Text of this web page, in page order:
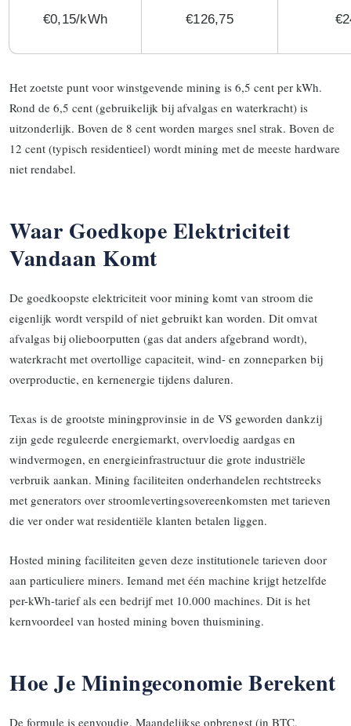
€0,15/kWh €126,75
Het zoetste punt voor winstgevende mining is 6,5 cent per kWh.
Rond de 6,5 cent (gebruikelijk bij afvalgas en waterkracht) is
uitzonderlijk. Boven de 8 cent worden marges snel strak. Boven de
12 cent (typisch residentieel) wordt mining met de meeste hardware
niet rendabel.
Waar Goedkope Elektriciteit
Vandaan Komt
De goedkoopste elektriciteit voor mining komt van stroom die
eigenlijk wordt verspild of niet gebruikt kan worden. Dit omvat
afvalgas bij olieboorputten (gas dat anders afgebrand wordt),
waterkracht met overtollige capaciteit, wind- en zonneparken bij
overproductie, en kernenergie tijdens daluren.
Texas is de grootste miningprovinsie in de VS geworden dankzij
zijn gede reguleerde energiemarkt, overvloedig aardgas en
windvermogen, en energieinfrastructuur die grote industriële
verbruik aankan. Mining faciliteiten onderhandelen rechtstreeks
met generators over stroomlevertingsovereenkomsten met tarieven
die ver onder wat residentiële klanten betalen liggen.
Hosted mining faciliteiten geven deze institutionele tarieven door
aan particuliere miners. Iemand met één machine krijgt hetzelfde
per-kWh-tarief als een bedrijf met 10.000 machines. Dit is het
kernvoordeel van hosted mining boven thuismining.
Hoe Je Miningeconomie Berekent
De formule is eenvoudig. Maandelijkse opbrengst (in BTC,